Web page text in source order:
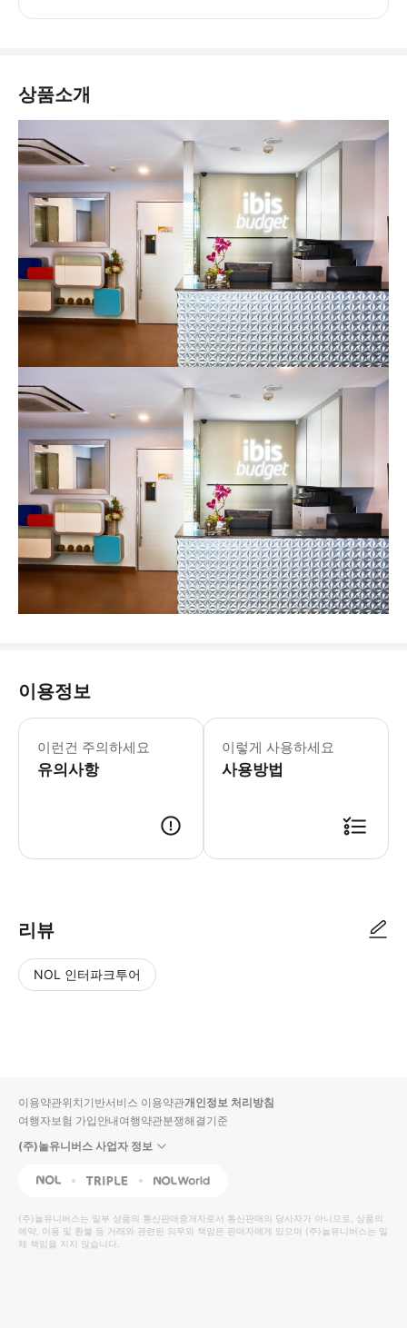
상품소개
이용정보
이런건 주의하세요
유의사항
이렇게 사용하세요
사용방법
리뷰
NOL 인터파크투어
입니
다.
높
은
순
동
영
상
순
상
이용약관위치기반서비스 이용약관개인정보 처리방침
여행자보험 가입안내여행약관분쟁해결기준
(주)놀유니버스 사업자 정보
NOL Triple Interpark Global
(주)놀유니버스는 일부 상품의 통신판매중개자로서 통신판매의 당사자가 아니므로, 상품의
예약, 이용 및 환불 등 거래와 관련된 의무와 책임은 판매자에게 있으며 (주)놀유니버스는 일
체 책임을 지지 않습니다.